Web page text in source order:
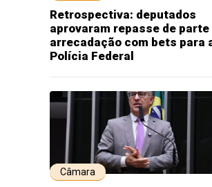
Retrospectiva: deputados
aprovaram repasse de parte
arrecadação com bets para
Polícia Federal
Câmara